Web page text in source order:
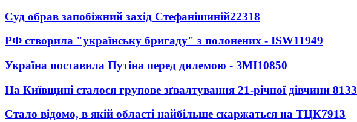
Суд обрав запобіжний захід Стефанішиній22318
РФ створила "українську бригаду" з полонених - ISW11949
Україна поставила Путіна перед дилемою - ЗМІ10850
На Київщині сталося групове зґвалтування 21-річної дівчини 8133
Стало відомо, в якій області найбільше скаржаться на ТЦК7913